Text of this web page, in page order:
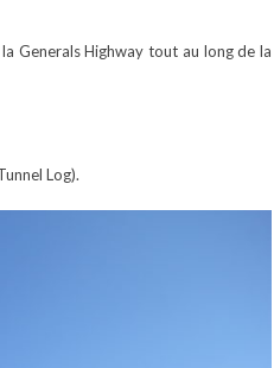
Generals Highway tout au long de la
Log).